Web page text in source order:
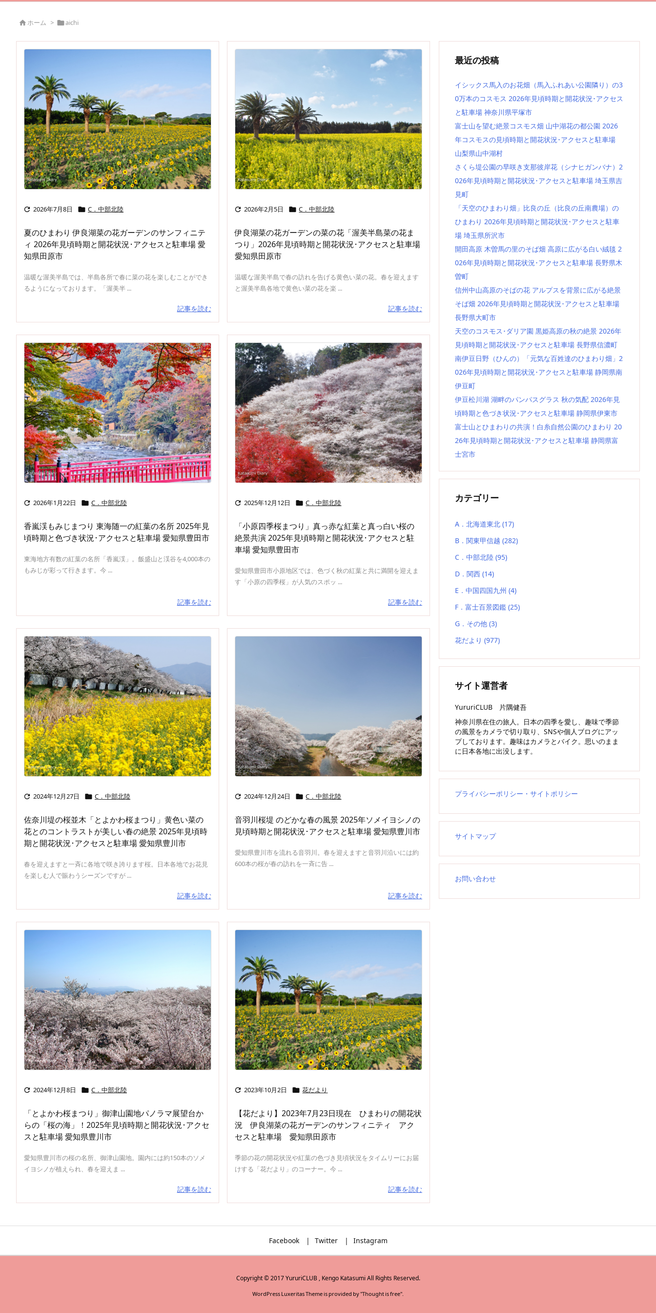
 ホーム > aichi
 2026年7月8日  C．中部北陸
夏のひまわり 伊良湖菜の花ガーデンのサンフィニテ
ィ 2026年見頃時期と開花状況･アクセスと駐車場 愛
知県田原市
温暖な渥美半島では、半島各所で春に菜の花を楽しむことができ
るようになっております。「渥美半 ...
記事を読む
 2026年2月5日  C．中部北陸
伊良湖菜の花ガーデンの菜の花「渥美半島菜の花ま
つり」2026年見頃時期と開花状況･アクセスと駐車場
愛知県田原市
温暖な渥美半島で春の訪れを告げる黄色い菜の花。春を迎えます
と渥美半島各地で黄色い菜の花を楽 ...
記事を読む
 2026年1月22日  C．中部北陸
香嵐渓もみじまつり 東海随一の紅葉の名所 2025年見
頃時期と色づき状況･アクセスと駐車場 愛知県豊田市
東海地方有数の紅葉の名所「香嵐渓」。飯盛山と渓谷を4,000本の
もみじが彩って行きます。今 ...
記事を読む
 2025年12月12日  C．中部北陸
「小原四季桜まつり」真っ赤な紅葉と真っ白い桜の
絶景共演 2025年見頃時期と開花状況･アクセスと駐
車場 愛知県豊田市
愛知県豊田市小原地区では、色づく秋の紅葉と共に満開を迎えま
す「小原の四季桜」が人気のスポッ ...
記事を読む
 2024年12月27日  C．中部北陸
佐奈川堤の桜並木「とよかわ桜まつり」黄色い菜の
花とのコントラストが美しい春の絶景 2025年見頃時
期と開花状況･アクセスと駐車場 愛知県豊川市
春を迎えますと一斉に各地で咲き誇ります桜。日本各地でお花見
を楽しむ人で賑わうシーズンですが ...
記事を読む
 2024年12月24日  C．中部北陸
音羽川桜堤 のどかな春の風景 2025年ソメイヨシノの
見頃時期と開花状況･アクセスと駐車場 愛知県豊川市
愛知県豊川市を流れる音羽川。春を迎えますと音羽川沿いには約
600本の桜が春の訪れを一斉に告 ...
記事を読む
 2024年12月8日  C．中部北陸
「とよかわ桜まつり」御津山園地パノラマ展望台か
らの「桜の海」！2025年見頃時期と開花状況･アクセ
スと駐車場 愛知県豊川市
愛知県豊川市の桜の名所、御津山園地。園内には約150本のソメ
イヨシノが植えられ、春を迎えま ...
記事を読む
 2023年10月2日  花だより
【花だより】2023年7月23日現在 ひまわりの開花状
況 伊良湖菜の花ガーデンのサンフィニティ アク
セスと駐車場 愛知県田原市
季節の花の開花状況や紅葉の色づき見頃状況をタイムリーにお届
けする「花だより」のコーナー。今 ...
記事を読む
最近の投稿
イシックス馬入のお花畑（馬入ふれあい公園隣り）の3
0万本のコスモス 2026年見頃時期と開花状況･アクセス
と駐車場 神奈川県平塚市
富士山を望む絶景コスモス畑 山中湖花の都公園 2026
年コスモスの見頃時期と開花状況･アクセスと駐車場
山梨県山中湖村
さくら堤公園の早咲き支那彼岸花（シナヒガンバナ）2
026年見頃時期と開花状況･アクセスと駐車場 埼玉県吉
見町
「天空のひまわり畑」比良の丘（比良の丘南農場）の
ひまわり 2026年見頃時期と開花状況･アクセスと駐車
場 埼玉県所沢市
開田高原 木曽馬の里のそば畑 高原に広がる白い絨毯 2
026年見頃時期と開花状況･アクセスと駐車場 長野県木
曽町
信州中山高原のそばの花 アルプスを背景に広がる絶景
そば畑 2026年見頃時期と開花状況･アクセスと駐車場
長野県大町市
天空のコスモス･ダリア園 黒姫高原の秋の絶景 2026年
見頃時期と開花状況･アクセスと駐車場 長野県信濃町
南伊豆日野（ひんの）「元気な百姓達のひまわり畑」2
026年見頃時期と開花状況･アクセスと駐車場 静岡県南
伊豆町
伊豆松川湖 湖畔のパンパスグラス 秋の気配 2026年見
頃時期と色づき状況･アクセスと駐車場 静岡県伊東市
富士山とひまわりの共演！白糸自然公園のひまわり 20
26年見頃時期と開花状況･アクセスと駐車場 静岡県富
士宮市
カテゴリー
A．北海道東北 (17)
B．関東甲信越 (282)
C．中部北陸 (95)
D．関西 (14)
E．中国四国九州 (4)
F．富士百景図鑑 (25)
G．その他 (3)
花だより (977)
サイト運営者
YururiCLUB 片隅健吾
神奈川県在住の旅人。日本の四季を愛し、趣味で季節
の風景をカメラで切り取り、SNSや個人ブログにアッ
プしております。趣味はカメラとバイク。思いのまま
に日本各地に出没します。
プライバシーポリシー・サイトポリシー
サイトマップ
お問い合わせ
Facebook Twitter Instagram
Copyright ©2017 YururiCLUB , Kengo Katasumi All Rights Reserved.
WordPress Luxeritas Theme is provided by "Thought is free".